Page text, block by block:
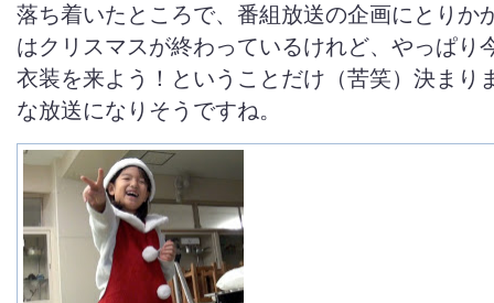
落ち着いたところで、番組放送の企画にとりか
はクリスマスが終わっているけれど、やっぱり
衣装を来よう！ということだけ（苦笑）決まり
な放送になりそうですね。